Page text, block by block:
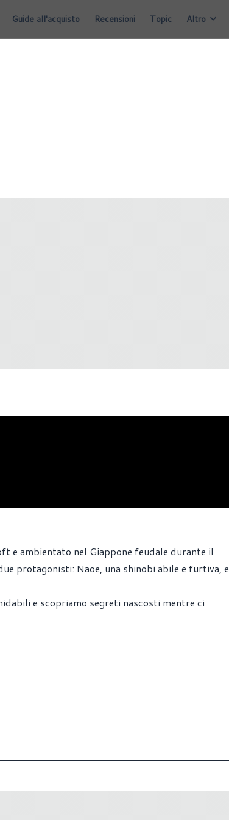
Guide all'acquisto Recensioni Topic Altro
e ambientato nel Giappone feudale durante il
protagonisti: Naoe, una shinobi abile e furtiva, e
e scopriamo segreti nascosti mentre ci